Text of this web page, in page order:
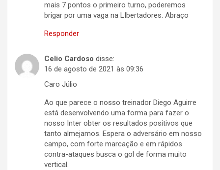
mais 7 pontos o primeiro turno, poderemos
brigar por uma vaga na LIbertadores. Abraço
Responder
Celio Cardoso disse:
16 de agosto de 2021 às 09:36
Caro Júlio
Ao que parece o nosso treinador Diego Aguirre
está desenvolvendo uma forma para fazer o
nosso Inter obter os resultados positivos que
tanto almejamos. Espera o adversário em nosso
campo, com forte marcação e em rápidos
contra-ataques busca o gol de forma muito
vertical.